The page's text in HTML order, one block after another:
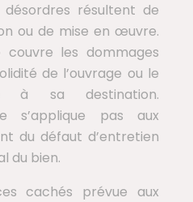
résultent de
ou de mise en œuvre.
couvre les dommages
de l’ouvrage ou le
à sa destination.
s’applique pas aux
du défaut d’entretien
du bien.
cachés prévue aux